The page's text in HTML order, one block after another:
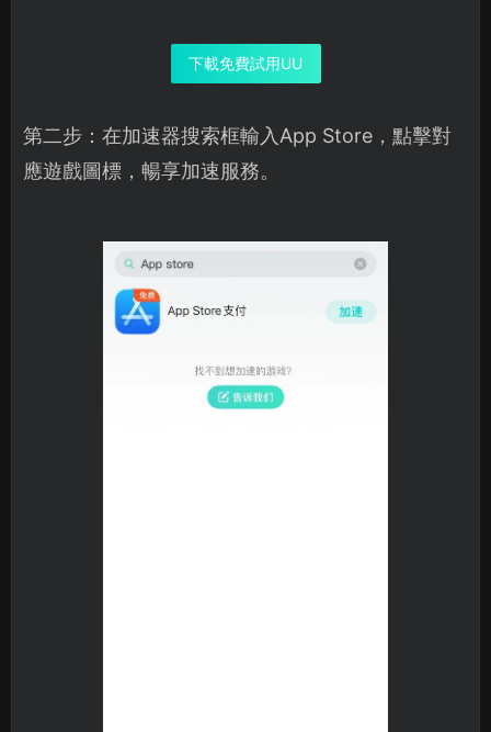
下載免費試用UU
第二步：在加速器搜索框輸入App Store，點擊對
應遊戲圖標，暢享加速服務。